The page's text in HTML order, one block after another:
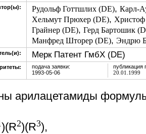
Рудольф Готтшлих (DE), Карл-
Хельмут Прюхер (DE),
Грайнер (DE), Герд Бартошик
Манфред Шторер (DE), Эндрю
Мерк Патент ГмбХ (DE)
подача заявки:
1993-05-06
публикация
20.01.1999
арилацетамиды
)(R2)(R3),